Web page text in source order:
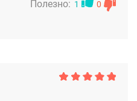
Полезно: 1 0